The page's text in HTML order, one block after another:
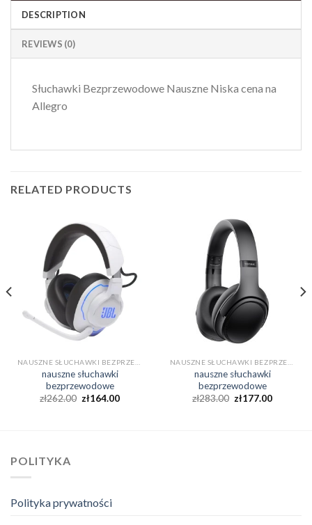
DESCRIPTION
REVIEWS (0)
Słuchawki Bezprzewodowe Nauszne Niska cena na
Allegro
RELATED PRODUCTS
nauszne słuchawki
bezprzewodowe
zł262.00 zł164.00
nauszne słuchawki
bezprzewodowe
zł283.00 zł177.00
POLITYKA
Polityka prywatności